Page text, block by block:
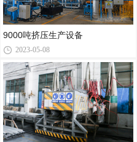
9000吨挤压生产设备
2023-05-08